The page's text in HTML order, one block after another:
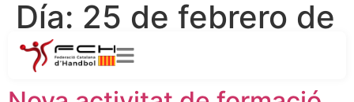
Día: 25 de febrero de
2020